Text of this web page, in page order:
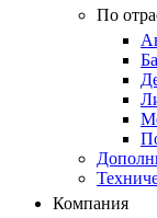
По
Компания